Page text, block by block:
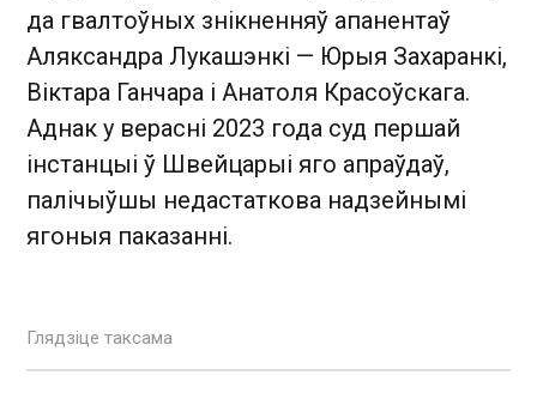
да гвалтоўных знікненняў апанентаў
Аляксандра Лукашэнкі — Юрыя Захаранкі,
Віктара Ганчара і Анатоля Красоўскага.
Аднак у верасні 2023 года суд першай
інстанцыі ў Швейцарыі яго апраўдаў,
палічыўшы недастаткова надзейнымі
ягоныя паказанні.
Глядзіце таксама